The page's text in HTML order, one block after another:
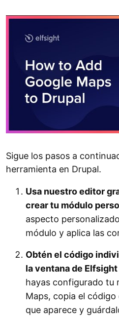
Sigue los pasos a
herramienta en Drupal.
Usa nuestro editor
crear tu módulo
aspecto
módulo y aplica las
Obtén el código
la ventana de Elfsight
hayas configurado tu
Maps, copia el
que aparece y